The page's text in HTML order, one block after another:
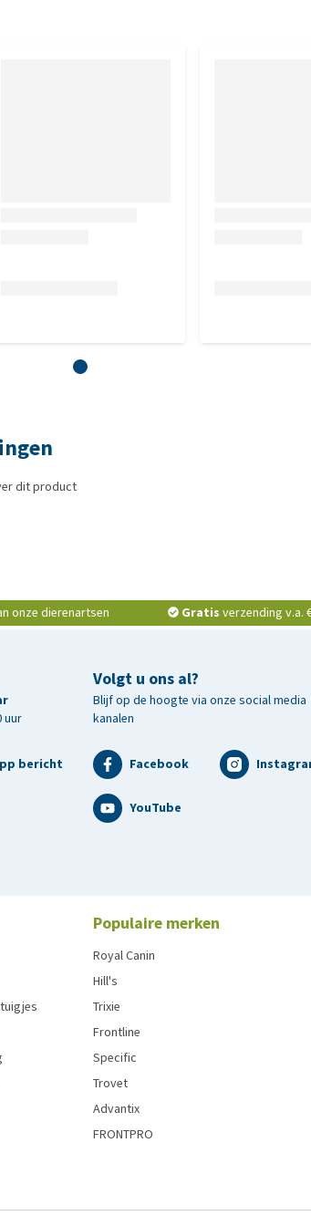
dit product
onze dierenartsen Gratis verzending v.a.
uur
bericht
Volgt u ons al?
Blijf op de hoogte via onze social media
kanalen
Facebook
YouTube
Populaire merken
Royal Canin
Hill's
Trixie
Frontline
Specific
Trovet
Advantix
FRONTPRO